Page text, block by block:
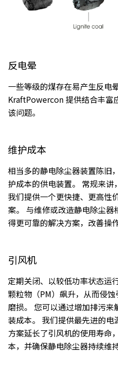
反电晕
一些等级的煤存在易产生反电
KraftPowercon 提供结合丰富
该问题。
维护成本
相当多的静电除尘器装置陈旧
护成本的供电装置。 常规来
我们提供一个更快捷、更高性
案。 与维修或改造静电除尘
得更可靠的解决方案，改善操
引风机
定期关闭、以较低功率状态运
颗粒物（PM）飙升，从而侵
磨损。 您可以通过增加排污
装成本。 我们提供最先进的
方案延长了引风机的使用寿命
本，并确保静电除尘器持续维